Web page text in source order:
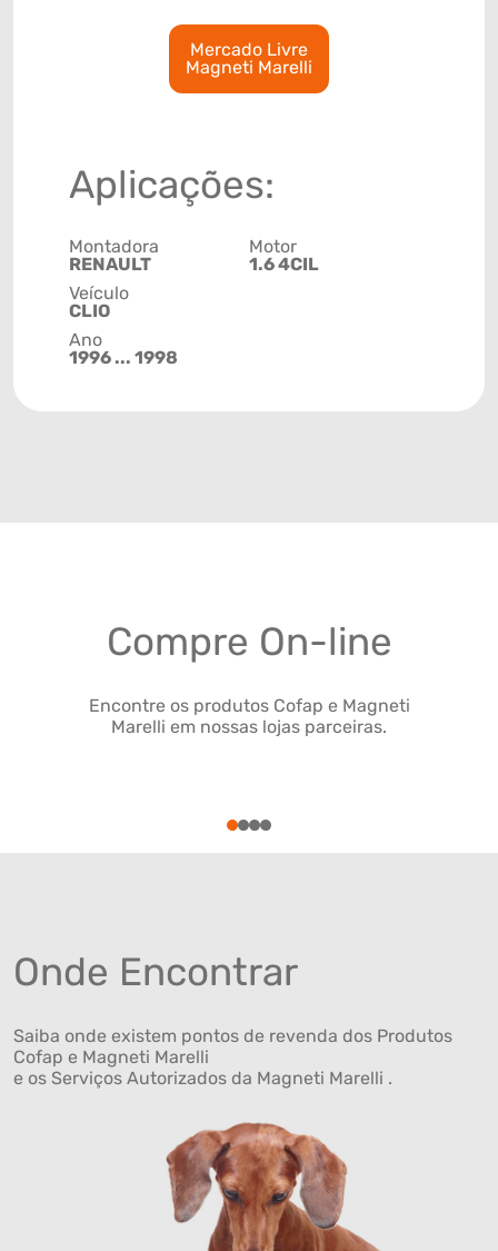
Mercado Livre
Magneti Marelli
Aplicações:
Montadora
RENAULT
Veículo
CLIO
Ano
1996 ... 1998
Motor
1.6 4CIL
Compre On-line
Encontre os produtos Cofap e Magneti
Marelli em nossas lojas parceiras.
1234
Onde Encontrar
Saiba onde existem pontos de revenda dos Produtos
Cofap e Magneti Marelli
e os Serviços Autorizados da Magneti Marelli .